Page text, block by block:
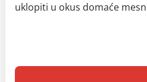
uklopiti u okus domaće